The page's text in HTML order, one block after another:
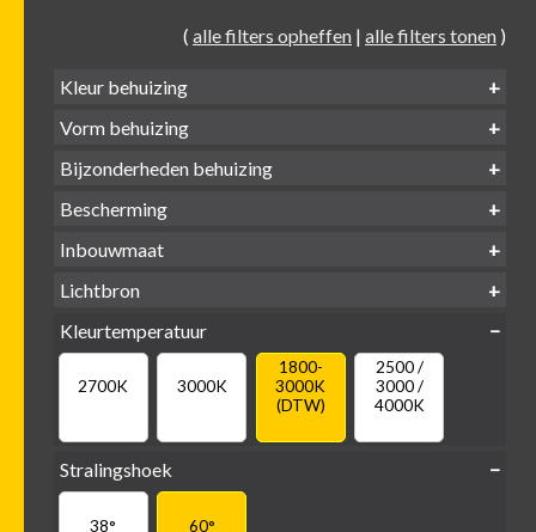
( alle filters opheffen | alle filters tonen )
Kleur behuizing
Zwart Wit
Vorm behuizing
Vierkant
Bijzonderheden behuizing
Bescherming
IP65 water-
Inbouwmaat
Ø
Lichtbron
GU10
Kleurtemperatuur
2700K 3000K
1800-
3000K
(DTW)
2500 /
3000 /
4000K
Stralingshoek
38° 60°